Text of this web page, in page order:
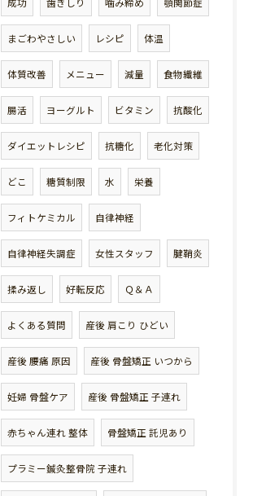
まごわやさしい レシピ 体温
体質改善 メニュー 減量 食物繊維
腸活 ヨーグルト ビタミン 抗酸化
ダイエットレシピ 抗糖化 老化対策
どこ 糖質制限 水 栄養
フィトケミカル 自律神経
自律神経失調症 女性スタッフ 腱鞘炎
揉み返し 好転反応 Ｑ＆Ａ
よくある質問 産後 肩こり ひどい
産後 腰痛 原因 産後 骨盤矯正 いつから
妊婦 骨盤ケア 産後 骨盤矯正 子連れ
赤ちゃん連れ 整体 骨盤矯正 託児あり
プラミー鍼灸整骨院 子連れ